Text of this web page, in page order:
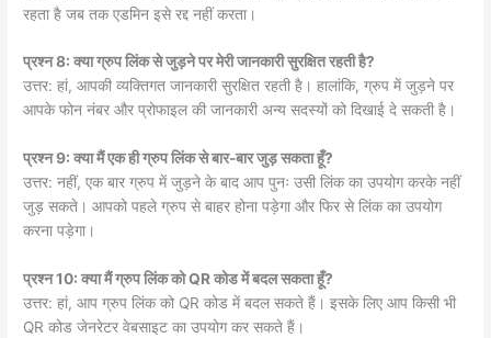
रहता है जब तक एडमिन इसे रद्द नहीं करता।
प्रश्न 8: क्या ग्रुप लिंक से जुड़ने पर मेरी जानकारी सुरक्षित रहती है?
उत्तर: हां, आपकी व्यक्तिगत जानकारी सुरक्षित रहती है। हालांकि, ग्रुप में जुड़ने पर
आपके फोन नंबर और प्रोफाइल की जानकारी अन्य सदस्यों को दिखाई दे सकती है।
प्रश्न 9: क्या मैं एक ही ग्रुप लिंक से बार-बार जुड़ सकता हूँ?
उत्तर: नहीं, एक बार ग्रुप में जुड़ने के बाद आप पुनः उसी लिंक का उपयोग करके नहीं
जुड़ सकते। आपको पहले ग्रुप से बाहर होना पड़ेगा और फिर से लिंक का उपयोग
करना पड़ेगा।
प्रश्न 10: क्या मैं ग्रुप लिंक को QR कोड में बदल सकता हूँ?
उत्तर: हां, आप ग्रुप लिंक को QR कोड में बदल सकते हैं। इसके लिए आप किसी भी
QR कोड जेनरेटर वेबसाइट का उपयोग कर सकते हैं।